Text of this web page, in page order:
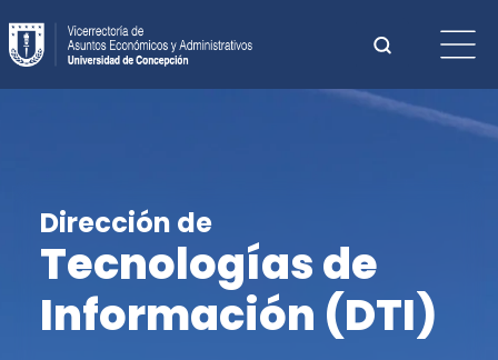
al
contenido
Buscar:
Cuando
Dirección de
Tecnologías de
Información (DTI)